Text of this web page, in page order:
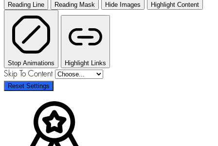
Reading Line Reading Mask Hide Images Highlight Content
Stop Animations Highlight Links
Skip To Content
Reset Settings